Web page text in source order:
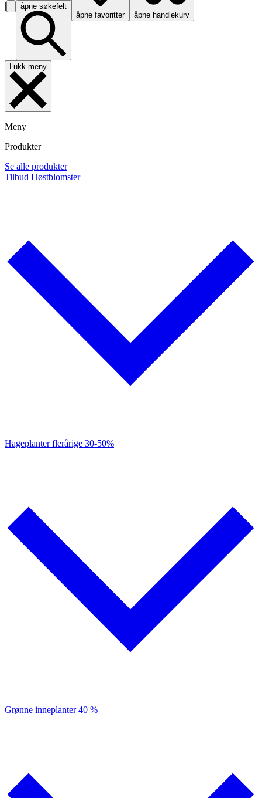
|
åpne søkefelt
åpne favoritter
åpne handlekurv
Lukk meny
Meny
Produkter
Se alle produkter
Tilbud Høstblomster
Hageplanter flerårige 30-50%
Grønne inneplanter40 %